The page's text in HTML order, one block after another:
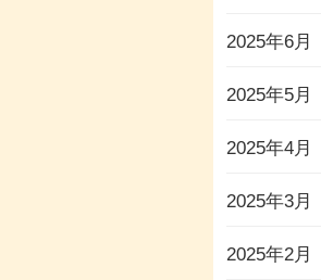
2025年6月
2025年5月
2025年4月
2025年3月
2025年2月